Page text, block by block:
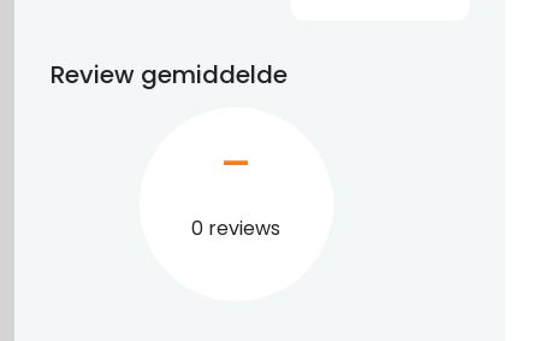
Review gemiddelde
0 reviews
–